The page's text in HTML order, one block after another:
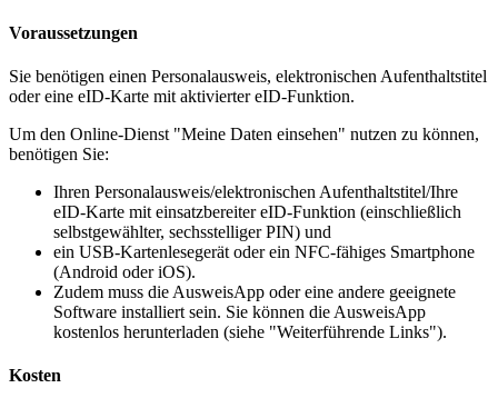
Voraussetzungen
Sie benötigen einen Personalausweis, elektronischen Aufenthaltstitel
oder eine eID-Karte mit aktivierter eID-Funktion.
Um den Online-Dienst "Meine Daten einsehen" nutzen zu können,
benötigen Sie:
Ihren Personalausweis/elektronischen Aufenthaltstitel/Ihre
eID-Karte mit einsatzbereiter eID-Funktion (einschließlich
selbstgewählter, sechsstelliger PIN) und
ein USB-Kartenlesegerät oder ein NFC-fähiges Smartphone
(Android oder iOS).
Zudem muss die AusweisApp oder eine andere geeignete
Software installiert sein. Sie können die AusweisApp
kostenlos herunterladen (siehe "Weiterführende Links").
Kosten